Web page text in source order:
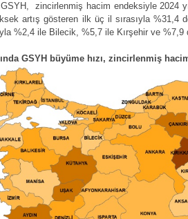
GSYH, zincirlenmiş hacim endeksiyle 2024
artış gösteren ilk üç il sırasıyla %31,4
%2,4 ile Bilecik, %5,7 ile Kırşehir ve
GSYH büyüme hızı, zincirlenmiş